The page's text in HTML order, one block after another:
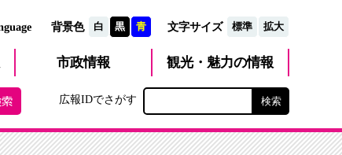
背景色 白 黒 青 文字サイズ 標準 拡大
市政情報 観光・魅力の情報
広報IDでさがす